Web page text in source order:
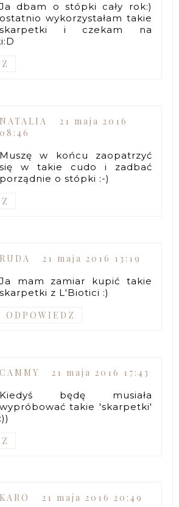
Ja dbam o stópki cały rok:)
ostatnio wykorzystałam takie
skarpetki i czekam na
NATALIA
21 maja 2016
08:46
Muszę w końcu zaopatrzyć
się w takie cudo i zadbać
porządnie o stópki :-)
RUDA
21 maja 2016 13:19
Ja mam zamiar kupić takie
skarpetki z L'Biotici :)
ODPOWIEDZ
CAMMY
21 maja 2016 17:43
Kiedyś będę musiała
wypróbować takie 'skarpetki'
:))
KARO
21 maja 2016 20:49